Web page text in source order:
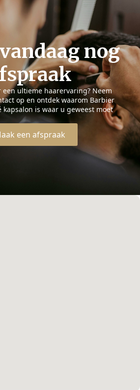
nog
een ultieme haarervaring? Neem
op en ontdek waarom Barbier
kapsalon is waar u geweest moet
een afspraak